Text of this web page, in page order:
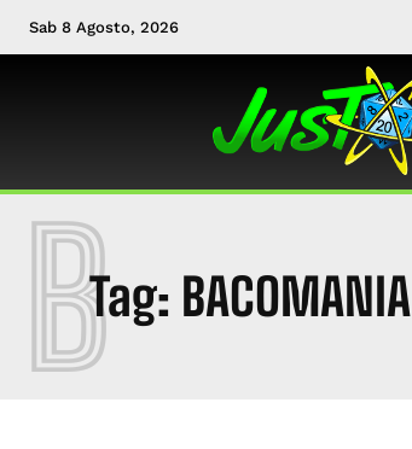
Sab 8 Agosto, 2026
Tag: BACOMANIA
B